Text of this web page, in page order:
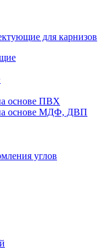
для карнизов
основе ПВХ
основе МДФ, ДВП
углов